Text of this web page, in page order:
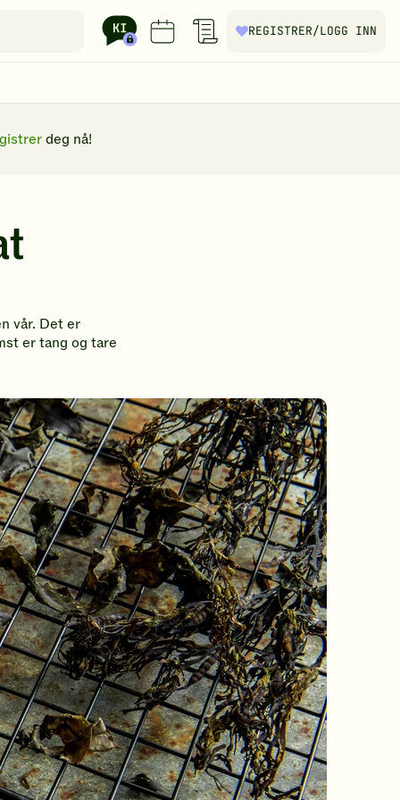
REGISTRER/LOGG INN
deg nå!
vår. Det er
er tang og tare